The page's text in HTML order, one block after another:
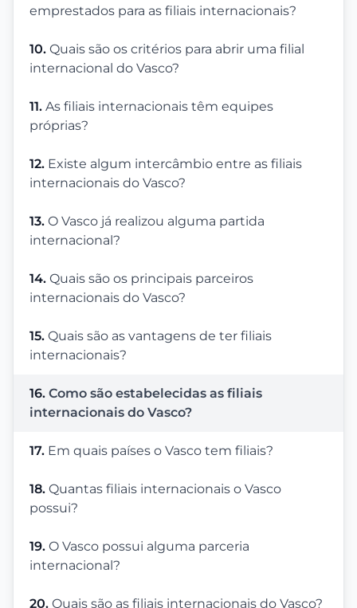
emprestados para as filiais internacionais?
10. Quais são os critérios para abrir uma filial
internacional do Vasco?
11. As filiais internacionais têm equipes
próprias?
12. Existe algum intercâmbio entre as filiais
internacionais do Vasco?
13. O Vasco já realizou alguma partida
internacional?
14. Quais são os principais parceiros
internacionais do Vasco?
15. Quais são as vantagens de ter filiais
internacionais?
16. Como são estabelecidas as filiais
internacionais do Vasco?
17. Em quais países o Vasco tem filiais?
18. Quantas filiais internacionais o Vasco
possui?
19. O Vasco possui alguma parceria
internacional?
20. Quais são as filiais internacionais do Vasco?